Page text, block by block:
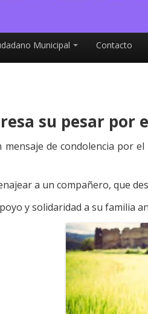
Municipal Contacto
su pesar
mensaje de condolencia por
a un compañero, que
y solidaridad a su familia